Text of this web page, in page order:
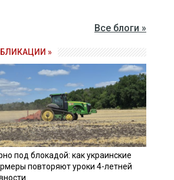
Все блоги »
»
под блокадой: как украинские
повторяют уроки 4-летней